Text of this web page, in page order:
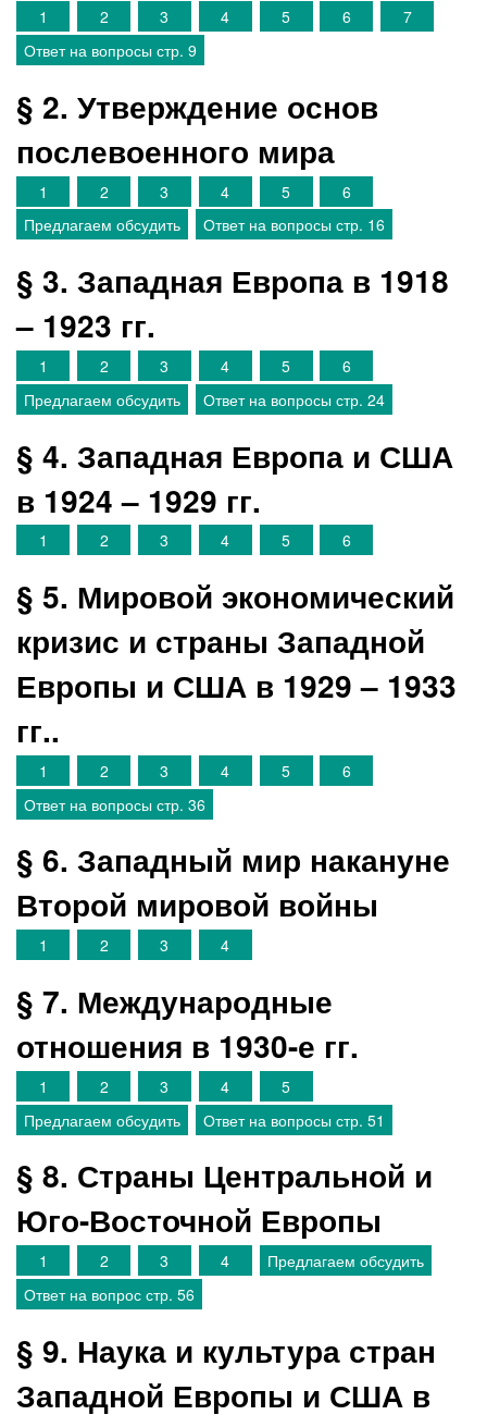
1 2 3 4 5 6
7
Ответ на вопросы стр. 9
§ 2. Утверждение основ
послевоенного мира
1 2 3 4 5
6
Предлагаем обсудить
Ответ на вопросы стр. 16
§ 3. Западная Европа в 1918
– 1923 гг.
1 2 3 4 5
6
Предлагаем обсудить
Ответ на вопросы стр. 24
§ 4. Западная Европа и США
в 1924 – 1929 гг.
1 2 3 4 5 6
§ 5. Мировой экономический
кризис и страны Западной
Европы и США в 1929 – 1933
гг..
1 2 3 4 5
6
Ответ на вопросы стр. 36
§ 6. Западный мир накануне
Второй мировой войны
1 2 3 4
§ 7. Международные
отношения в 1930-е гг.
1 2 3 4
5
Предлагаем обсудить
Ответ на вопросы стр. 51
§ 8. Страны Центральной и
Юго-Восточной Европы
1 2 3 4
Предлагаем обсудить
Ответ на вопрос стр. 56
§ 9. Наука и культура стран
Западной Европы и США в